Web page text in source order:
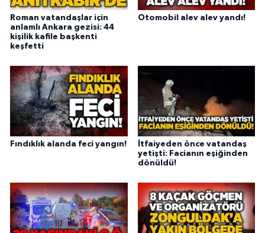
Roman vatandaşlar için
anlamlı Ankara gezisi: 44
kişilik kafile başkenti
keşfetti
Otomobil alev alev yandı!
Fındıklık alanda feci yangın!
İtfaiyeden önce vatandaş
yetişti: Facianın eşiğinden
dönüldü!